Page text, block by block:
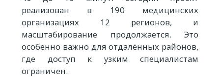
реализован в 190 медицинских
организациях 12 регионов, и
масштабирование продолжается. Это
особенно важно для отдалённых районов,
где доступ к узким специалистам
ограничен.